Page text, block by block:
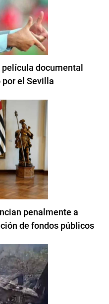
documental
el Sevilla
penalmente a
de fondos públicos